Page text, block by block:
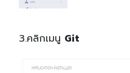
3.คลิกเมนู Git